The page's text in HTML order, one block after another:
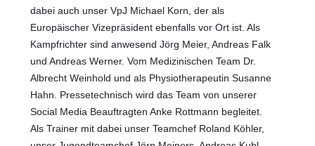
dabei auch unser VpJ Michael Korn, der als
Europäischer Vizepräsident ebenfalls vor Ort ist. Als
Kampfrichter sind anwesend Jörg Meier, Andreas Falk
und Andreas Werner. Vom Medizinischen Team Dr.
Albrecht Weinhold und als Physiotherapeutin Susanne
Hahn. Pressetechnisch wird das Team von unserer
Social Media Beauftragten Anke Rottmann begleitet.
Als Trainer mit dabei unser Teamchef Roland Köhler,